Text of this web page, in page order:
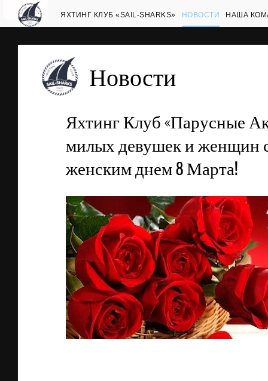
ЯХТИНГ КЛУБ «SAIL-SHARKS» НОВОСТИ НАША
Новости
Яхтинг Клуб «Парусные
милых девушек и женщин
женским днем 8 Марта!